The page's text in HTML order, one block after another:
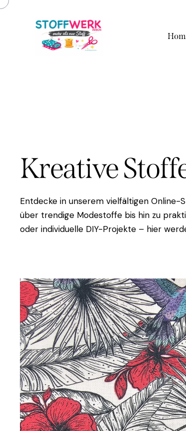
Kreative
Entdecke in unserem vielfältigen Online-
über trendige Modestoffe bis hin zu
oder individuelle DIY-Projekte – hier